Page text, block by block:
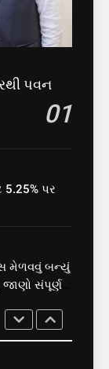
હોબાળો
શુદ્ધ
દાવાઓની
અયોધ્યા
2027
રેપો રેટ
નહીં ઘટે
પવન
01
5.25% પર
મેળવવું બન્યું
સંપૂર્ણ
અને મૃત્યુ
શુદ્ધ
દાવાઓની
અયોધ્યા
2027